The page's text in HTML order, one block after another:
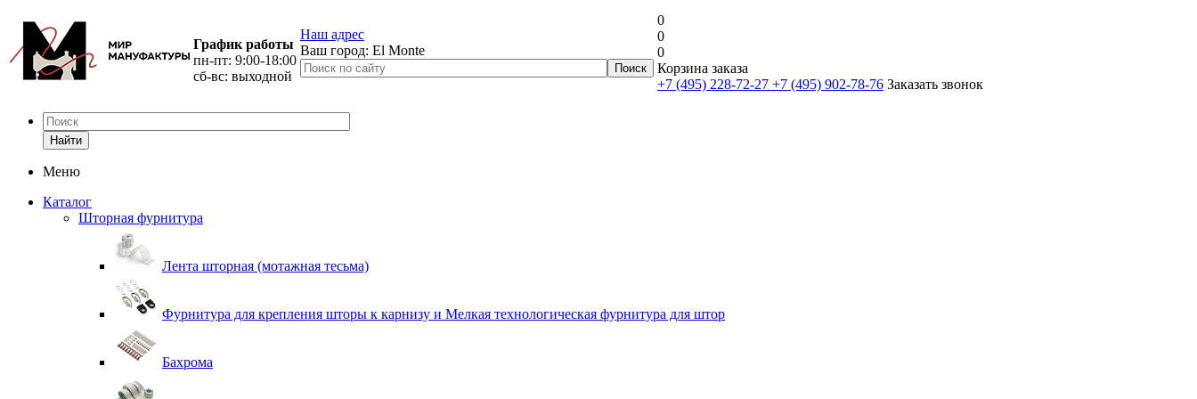
График работы
пн-пт: 9:00-18:00
сб-вс: выходной
Наш адрес
Ваш город: El Monte
0
0
0
Корзина заказа
+7 (495) 228-72-27 +7 (495) 902-78-76 Заказать звонок
Найти
Меню
Каталог
Шторная фурнитура
Лента шторная (мотажная тесьма)
Фурнитура для крепления шторы к карнизу и Мелкая технологическая фурнитура для штор
Бахрома